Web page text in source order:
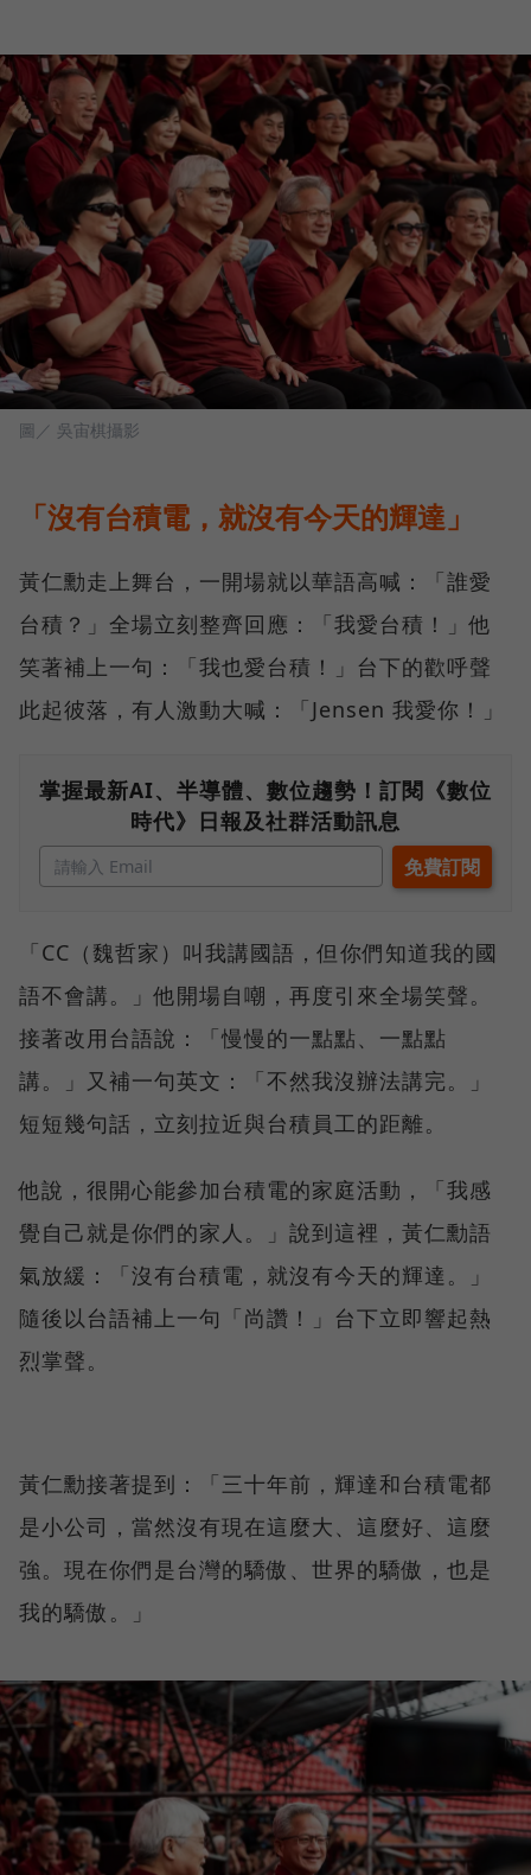
圖／ 吳宙棋攝影
「沒有台積電，就沒有今天的輝達」
黃仁勳走上舞台，一開場就以華語高喊：「誰愛
台積？」全場立刻整齊回應：「我愛台積！」他
笑著補上一句：「我也愛台積！」台下的歡呼聲
此起彼落，有人激動大喊：「Jensen 我愛你！」
掌握最新AI、半導體、數位趨勢！訂閱《數位
時代》日報及社群活動訊息
「CC（魏哲家）叫我講國語，但你們知道我的國
語不會講。」他開場自嘲，再度引來全場笑聲。
接著改用台語說：「慢慢的一點點、一點點
講。」又補一句英文：「不然我沒辦法講完。」
短短幾句話，立刻拉近與台積員工的距離。
他說，很開心能參加台積電的家庭活動，「我感
覺自己就是你們的家人。」說到這裡，黃仁勳語
氣放緩：「沒有台積電，就沒有今天的輝達。」
隨後以台語補上一句「尚讚！」台下立即響起熱
烈掌聲。
黃仁勳接著提到：「三十年前，輝達和台積電都
是小公司，當然沒有現在這麼大、這麼好、這麼
強。現在你們是台灣的驕傲、世界的驕傲，也是
我的驕傲。」